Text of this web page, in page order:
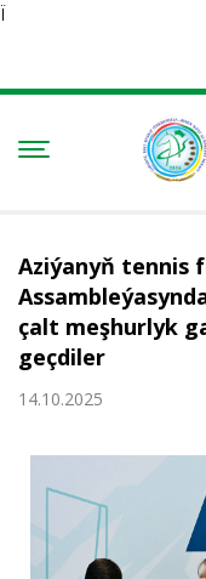
Ï
Aziýanyň tennis
çalt meşhurlyk
geçdiler
14.10.2025